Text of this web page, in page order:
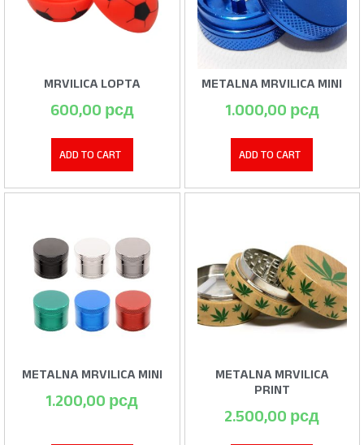
MRVILICA LOPTA
600,00 рсд
ADD TO CART
METALNA MRVILICA MINI
1.000,00 рсд
ADD TO CART
METALNA MRVILICA MINI
1.200,00 рсд
METALNA MRVILICA
PRINT
2.500,00 рсд